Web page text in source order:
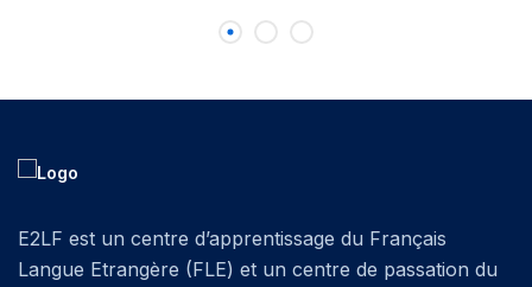
E2LF est un centre d’apprentissage du Français
Langue Etrangère (FLE) et un centre de passation du